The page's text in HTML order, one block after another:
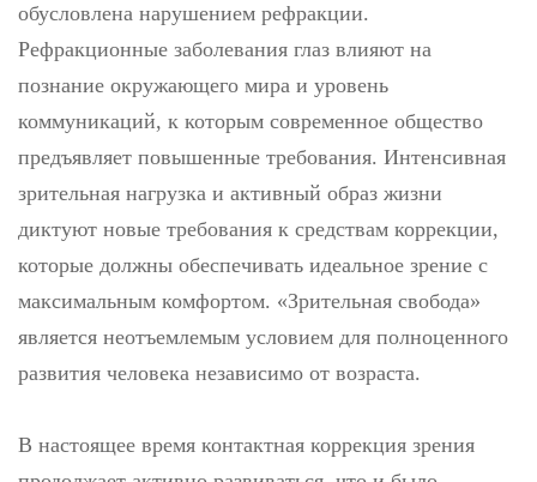
обусловлена нарушением рефракции.
Рефракционные заболевания глаз влияют на
познание окружающего мира и уровень
коммуникаций, к которым современное общество
предъявляет повышенные требования. Интенсивная
зрительная нагрузка и активный образ жизни
диктуют новые требования к средствам коррекции,
которые должны обеспечивать идеальное зрение с
максимальным комфортом. «Зрительная свобода»
является неотъемлемым условием для полноценного
развития человека независимо от возраста.
В настоящее время контактная коррекция зрения